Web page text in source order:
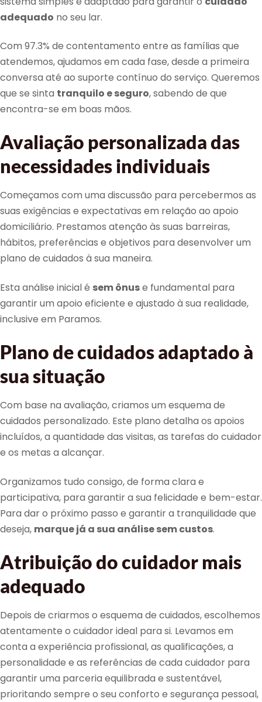
adequado no seu lar.
Com 97.3% de contentamento entre as famílias que
atendemos, ajudamos em cada fase, desde a primeira
conversa até ao suporte contínuo do serviço. Queremos
que se sinta tranquilo e seguro, sabendo de que
encontra-se em boas mãos.
Avaliação personalizada das
necessidades individuais
Começamos com uma discussão para percebermos as
suas exigências e expectativas em relação ao apoio
domiciliário. Prestamos atenção às suas barreiras,
hábitos, preferências e objetivos para desenvolver um
plano de cuidados à sua maneira.
Esta análise inicial é sem ônuse fundamental para
garantir um apoio eficiente e ajustado à sua realidade,
inclusive em Paramos.
Plano de cuidados adaptado à
sua situação
Com base na avaliação, criamos um esquema de
cuidados personalizado. Este plano detalha os apoios
incluídos, a quantidade das visitas, as tarefas do cuidador
e os metas a alcançar.
Organizamos tudo consigo, de forma clara e
participativa, para garantir a sua felicidade e bem-estar.
Para dar o próximo passo e garantir a tranquilidade que
deseja, marque já a sua análise sem custos.
Atribuição do cuidador mais
adequado
Depois de criarmos o esquema de cuidados, escolhemos
atentamente o cuidador ideal para si. Levamos em
conta a experiência profissional, as qualificações, a
personalidade e as referências de cada cuidador para
garantir uma parceria equilibrada e sustentável,
prioritando sempre o seu conforto e segurança pessoal,